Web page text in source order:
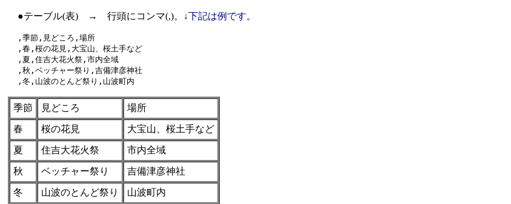
●テーブル(表) → 行頭にコンマ(,)。 ↓下記は例です。
  ,季節,見どころ,場所
  ,春,桜の花見,大宝山、桜土手など
  ,夏,住吉大花火祭,市内全域
  ,秋,ベッチャー祭り,吉備津彦神社
季節 見どころ 場所
春 桜の花見 大宝山、桜土手など
夏 住吉大花火祭 市内全域
秋 ベッチャー祭り 吉備津彦神社
冬 山波のとんど祭り 山波町内